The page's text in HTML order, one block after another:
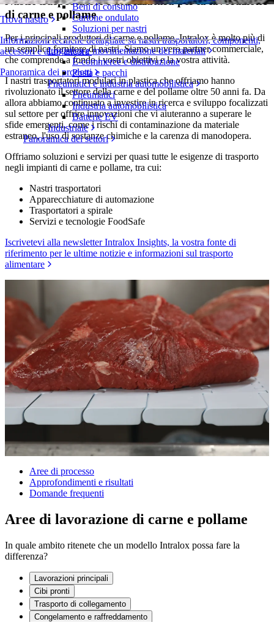
Trova nastro
Informazioni tecniche dettagliate su nastri trasportatori, componenti,
accessori e altro ancora
Panoramica dei prodotti
Beni di consumo
Cartone ondulato
Soluzioni per nastri
Logistica e movimentazione dei materiali
E-commerce e distribuzione
Posta e pacchi
Pneumatici e industria automobilistica
Pneumatici
Industria automobilistica
Batterie EV
Industriale
Panoramica dei settori
di carne e pollame
Per i principali produttori di carne e pollame, Intralox è molto più di
un semplice fornitore di nastri. Siamo un vero partner commerciale,
che comprende a fondo i vostri obiettivi e la vostra attività.
I nastri trasportatori modulari in plastica che offriamo hanno
rivoluzionato il settore della carne e del pollame oltre 50 anni fa. Da
allora abbiamo continuato a investire in ricerca e sviluppo focalizzati
sul settore per offrire innovazioni che vi aiuteranno a superare le
sfide emergenti, come i rischi di contaminazione da materiale
estraneo, l'uso di sostanze chimiche e la carenza di manodopera.
Offriamo soluzioni e servizi per quasi tutte le esigenze di trasporto
negli impianti di carne e pollame, tra cui:
Nastri trasportatori
Apparecchiature di automazione
Trasportatori a spirale
Servizi e tecnologie FoodSafe
Iscrivetevi alla newsletter Intralox Insights, la vostra fonte di
riferimento per le ultime notizie e informazioni sul trasporto
alimentare
Aree di processo
Approfondimenti e risultati
Domande frequenti
Aree di lavorazione di carne e pollame
In quale ambito ritenete che un modello Intralox possa fare la
differenza?
Lavorazioni principali
Cibi pronti
Trasporto di collegamento
Congelamento e raffreddamento